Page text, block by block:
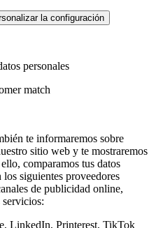
la configuración
personales
match
te informaremos sobre
sitio web y te mostraremos
comparamos tus datos
siguientes proveedores
de publicidad online,
servicios:
LinkedIn, Printerest, TikTok